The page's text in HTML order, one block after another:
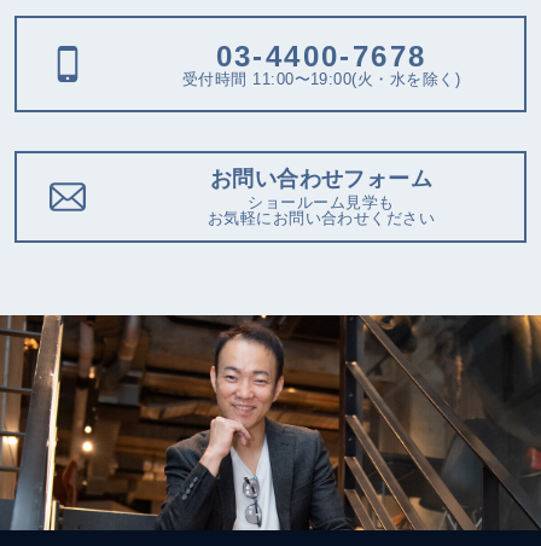
03-4400-7678
受付時間 11:00〜19:00(火・水を除く)
お問い合わせフォーム
ショールーム見学も
お気軽にお問い合わせください